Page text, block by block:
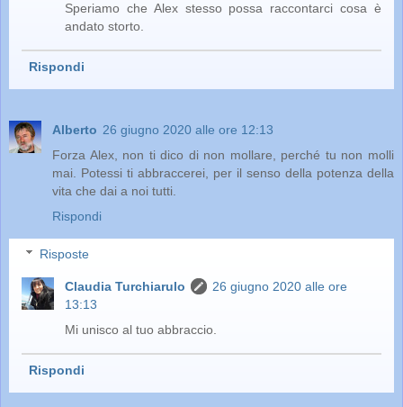
Speriamo che Alex stesso possa raccontarci cosa è
andato storto.
Rispondi
Alberto 26 giugno 2020 alle ore 12:13
Forza Alex, non ti dico di non mollare, perché tu non molli
mai. Potessi ti abbraccerei, per il senso della potenza della
vita che dai a noi tutti.
Rispondi
Risposte
Claudia Turchiarulo
26 giugno 2020 alle ore
13:13
Mi unisco al tuo abbraccio.
Rispondi